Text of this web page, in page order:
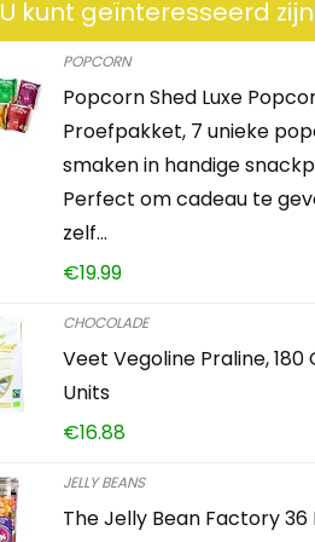
U kunt geïnteresseerd zijn
POPCORN
Popcorn Shed Luxe
Proefpakket, 7 unieke
smaken in handige
Perfect om cadeau te
zelf…
€19.99
CHOCOLADE
Veet Vegoline Praline, 180
Units
€16.88
JELLY BEANS
The Jelly Bean Factory 36